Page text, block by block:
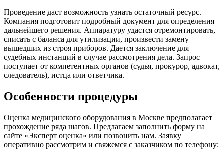
Проведение даст возможность узнать остаточный ресурс.
Компания подготовит подробный документ для определения
дальнейшего решения. Аппаратуру удастся отремонтировать,
списать с баланса для утилизации, произвести замену
вышедших из строя приборов. Дается заключение для
судебных инстанций в случае рассмотрения дела. Запрос
поступает от компетентных органов (судья, прокурор, адвокат,
следователь), истца или ответчика.
Особенности процедуры
Оценка медицинского оборудования в Москве предполагает
прохождение ряда шагов. Предлагаем заполнить форму на
сайте «Эксперт оценка» или позвонить нам. Заявку
оперативно рассмотрим и свяжемся с заказчиком по телефону: